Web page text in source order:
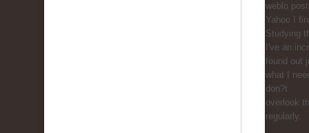
weblo
Yahoo I
Studying
I've an
found out
ԝhat I
don?t
overlook
regularly.